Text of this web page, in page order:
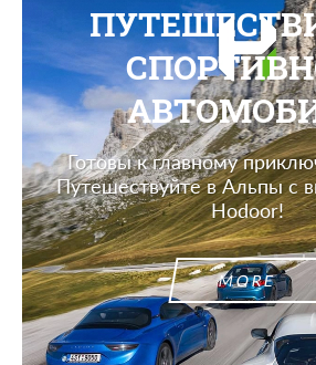
Готовы к главному
Путешествуйте в Альпы с
Hodoor!
MORE